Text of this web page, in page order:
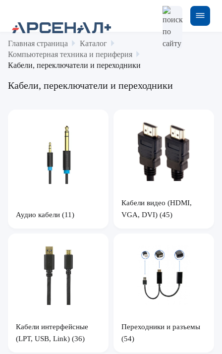
Главная страница
Каталог
Компьютерная техника и периферия
Кабели, переключатели и переходники
Кабели, переключатели и переходники
Аудио кабели (11)
Кабели видео (HDMI,
VGA, DVI) (45)
Кабели интерфейсные
(LPT, USB, Link) (36)
Переходники и разъемы
(54)